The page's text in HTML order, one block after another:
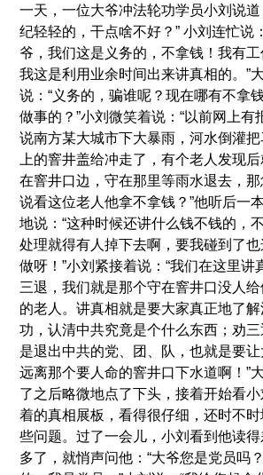
一天，一位大爷冲法轮功学员小刘说道
纪轻轻的，干点啥不好？” 小刘连忙说
爷，我们这是义务的，不拿钱！我有工
我这是利用业余时间出来讲真相的。”
说：“义务的，骗谁呢？现在哪有不拿
做事的？”小刘微笑着说：“以前网上有
说南方某大城市下大暴雨，河水倒灌把
上的窨井盖给冲走了，有个老人发现
在窨井口边，守在那里等雨水退去，那
说看这位老人他拿不拿钱？”他听后一
地说：“这种时候还讲什么钱不钱的，
处理就得有人掉下去啊，要我碰到了也
做呀！”小刘紧接着说：“我们在这里讲
三退，我们就是那个守在窨井口没人给
的老人。讲真相就是要大家真正地了解
功，认清中共究竟是个什么东西；劝三
是退出中共的党、团、队，也就是要让
远离那个要人命的窨井口下水道啊！”
了之后略微地点了下头，接着开始看小
着的真相展板，看得很仔细，还时不时
些问题。过了一会儿，小刘看到他读得
多了，就悄声问他：“大爷您是党员吗？